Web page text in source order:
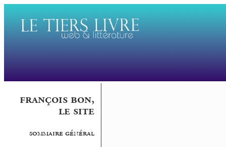
françois bon,
le site
sommaire général